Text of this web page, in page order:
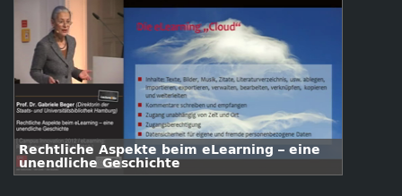
Rechtliche Aspekte beim eLearning – eine
unendliche Geschichte